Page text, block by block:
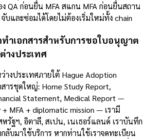
QA ก่อนยื่น MFA สแกน MFA ก่อนยื่นสถาน
จับและซ่อมได้โดยไม่ต้องเริ่มใหม่ทั้ง chain
ทำเอกสารสำหรับการขอใบอนุญาต
างประเทศ
งประเทศภายใต้ Hague Adoption
สารชุดใหญ่: Home Study Report,
Statement, Medical Report —
MFA + diplomatic mission — เรามี
รัฐฯ, อิตาลี, สเปน, เนเธอร์แลนด์ เราบันทึก
ลับมาใช้บริการ หากท่านใช้เราจดทะเบียน